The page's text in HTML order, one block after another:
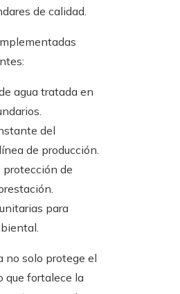
de calidad.
agua tratada en
del
de producción.
protección de
para
no solo protege el
que fortalece la